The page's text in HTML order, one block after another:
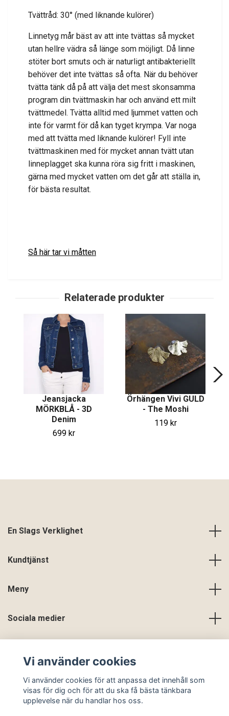
Tvättråd: 30° (med liknande kulörer)
Linnetyg mår bäst av att inte tvättas så mycket
utan hellre vädra så länge som möjligt. Då linne
stöter bort smuts och är naturligt antibakteriellt
behöver det inte tvättas så ofta. När du behöver
tvätta tänk då på att välja det mest skonsamma
program din tvättmaskin har och använd ett milt
tvättmedel. Tvätta alltid med ljummet vatten och
inte för varmt för då kan tyget krympa. Var noga
med att tvätta med liknande kulörer! Fyll inte
tvättmaskinen med för mycket annan tvätt utan
linneplagget ska kunna röra sig fritt i maskinen,
gärna med mycket vatten om det går att ställa in,
för bästa resultat.
Så här tar vi måtten
Jeansjacka
MÖRKBLÅ - 3D
Denim
699 kr
Örhängen Vivi GULD
- The Moshi
119 kr
En Slags Verklighet
Kundtjänst
Meny
Sociala medier
Vi använder cookies
Vi använder cookies för att anpassa det innehåll som
visas för dig och för att du ska få bästa tänkbara
upplevelse när du handlar hos oss.